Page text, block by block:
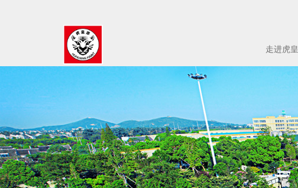
走进虎皇